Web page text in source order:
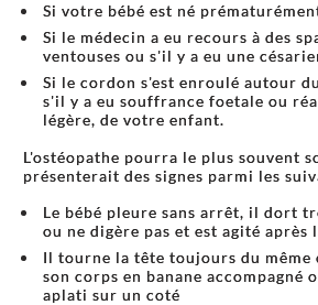
Si votre bébé est né
Si le médecin a eu recours à des
ventouses ou s'il y a eu une
Si le cordon s'est enroulé autour
s'il y a eu souffrance foetale ou
légère, de votre enfant.
L'ostéopathe pourra le plus souvent
présenterait des signes parmi les
Le bébé pleure sans arrêt, il dort
ou ne digère pas et est agité après
Il tourne la tête toujours du même
son corps en banane accompagné
aplati sur un coté